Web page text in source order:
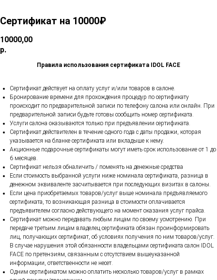
Сертификат на 10000₽
10000,00
р.
Правила использования сертификата IDOL FACE
Сертификат действует на оплату услуг и/или товаров в салоне.
Бронирование времени для прохождения процедур по сертификату
происходит по предварительной записи по телефону салона или онлайн. При
предварительной записи будьте готовы сообщить номер сертификата.
Услуги салона оказываются только при предъявлении сертификата.
Сертификат действителен в течение одного года с даты продажи, которая
указывается на бланке сертификата или вкладыше к нему.
Акционные подарочные сертификаты могут иметь срок использование от 1 до
6 месяцев.
Сертификат нельзя обналичить / поменять на денежные средства
Если стоимость выбранной услуги ниже номинала сертификата, разница в
денежном эквиваленте засчитывается при последующих визитах в салоны.
Если цена приобретаемых товаров/услуг выше номинала предъявляемого
сертификата, то возникающая разница в стоимости оплачивается
предъявителем согласно действующего на момент оказания услуг прайса.
Cертификат можно передавать любым лицам по своему усмотрению. При
передаче третьим лицам владелец сертификата обязан проинформировать
лиц, получающих сертификат, об условиях получения по ним товаров/услуг.
В случае нарушения этой обязанности владельцами сертификата салон IDOL
FACE по претензиям, связанным с отсутствием вышеуказанной
информации, ответственности не несет.
Одним сертификатом можно оплатить несколько товаров/услуг в рамках